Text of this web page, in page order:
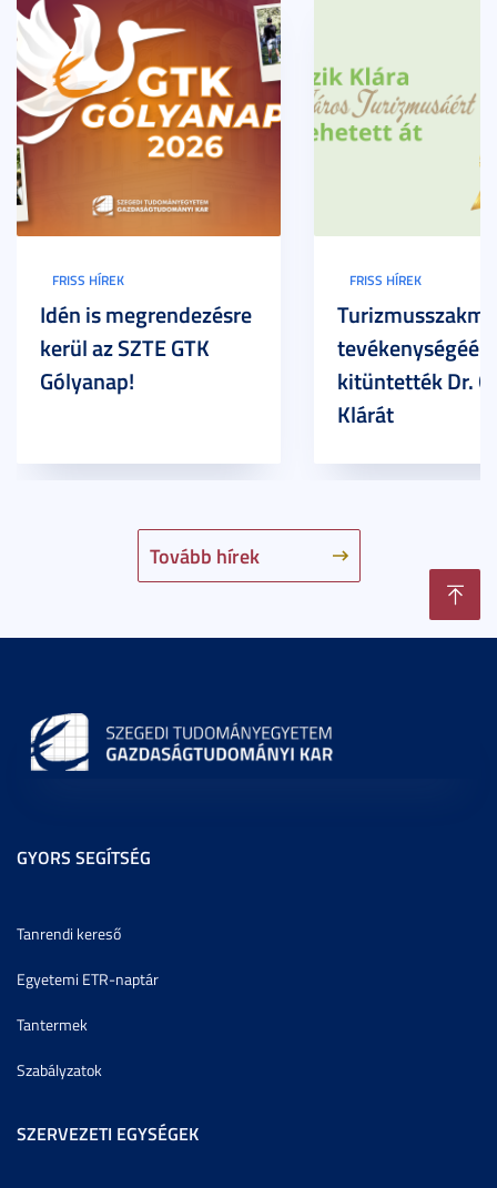
Tovább hírek
FRISS HÍREK
Idén is megrendezésre
kerül az SZTE GTK
Gólyanap!
FRISS HÍREK
tevékenységéért
kitüntették Dr.
Klárát
GYORS SEGÍTSÉG
Tanrendi kereső
Egyetemi ETR-naptár
Tantermek
Szabályzatok
SZERVEZETI EGYSÉGEK